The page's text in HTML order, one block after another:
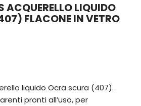
ACQUERELLO LIQUIDO
FLACONE IN VETRO
liquido Ocra scura (407).
pronti all’uso, per